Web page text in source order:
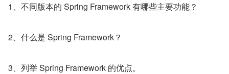
1、不同版本的 Spring Framework 有哪些主要功能？
2、什么是 Spring Framework？
3、列举 Spring Framework 的优点。